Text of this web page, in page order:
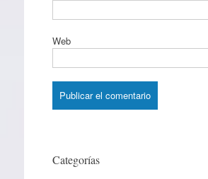
Web
Categorías